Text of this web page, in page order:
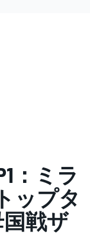
：ミラ
ップタ
戦ザ